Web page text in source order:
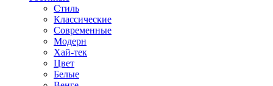
Стиль
Классические
Современные
Модерн
Хай-тек
Цвет
Белые